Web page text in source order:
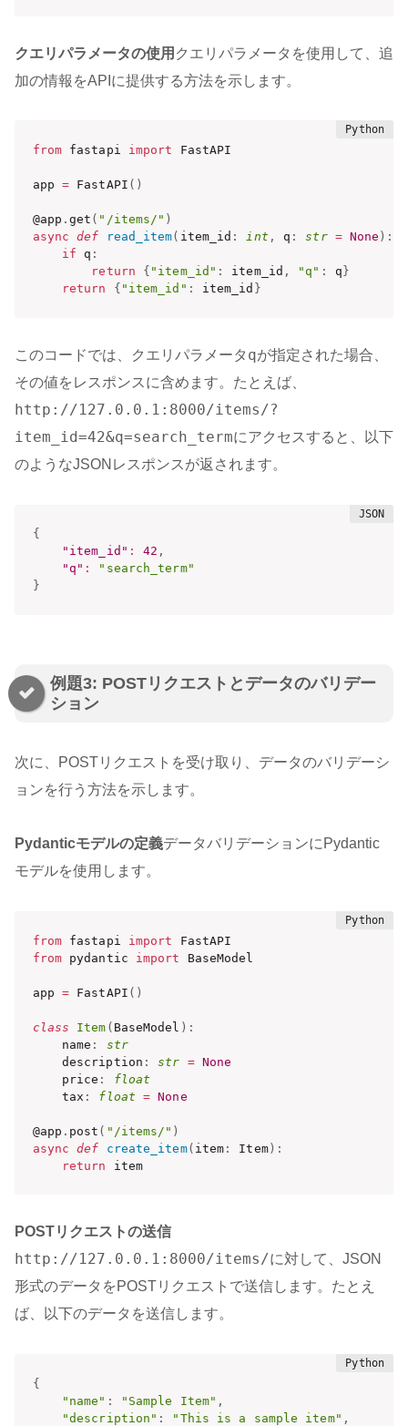
クエリパラメータの使用 クエリパラメータを使用して、追
加の情報をAPIに提供する方法を示します。
from fastapi import FastAPI
app = FastAPI ( )
@app .get ( "/items/" )
async
def read_item( item_id : int , q : str = None ) :
if q :
return
{ "item_id" : item_id , "q" : q }
return
{ "item_id" : item_id }
このコードでは、クエリパラメータ qが指定された場合、
その値をレスポンスに含めます。たとえば、
http://127.0.0.1:8000/items/?
item_id=42&q=search_termにアクセスすると、以下
のようなJSONレスポンスが返されます。
{
"item_id" : 42 ,
"q" :
"search_term"
}
例題3: POSTリクエストとデータのバリデー
ション
次に、POSTリクエストを受け取り、データのバリデーシ
ョンを行う方法を示します。
Pydanticモデルの定義データバリデーションにPydantic
モデルを使用します。
from fastapi import
from pydantic import BaseModel
app = FastAPI ( )
class Item ( BaseModel ) :
    name
:
str
    description
: str = None
    price
:
float
    tax
: float = None
@app . post ( "/items/" )
async
def create_item( item : Item) :
return
item
POSTリクエストの送信
http://127.0.0.1:8000/items/に対して、JSON
形式のデータをPOSTリクエストで送信します。たとえ
ば、以下のデータを送信します。
{
"name" : "Sample Item" ,
"description" : "This is a sample item" ,